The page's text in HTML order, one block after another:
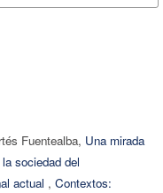
Fuentealba, Una mirada
sociedad del
actual , Contextos: